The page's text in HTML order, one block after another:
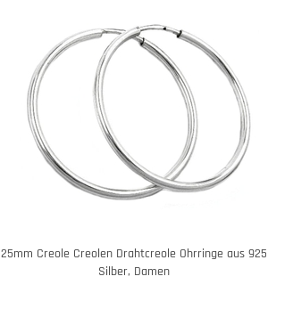
25mm Creole Creolen Drahtcreole Ohrringe aus 925
Silber, Damen